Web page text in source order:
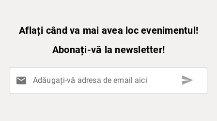
Aflați când va mai avea loc evenimentul!
Abonați-vă la newsletter!
mail Adăugați-vă adresa de email aici send